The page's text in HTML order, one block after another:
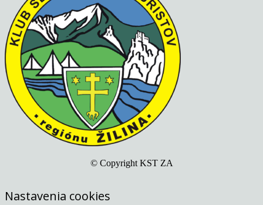
© Copyright KST ZA
Nastavenia cookies